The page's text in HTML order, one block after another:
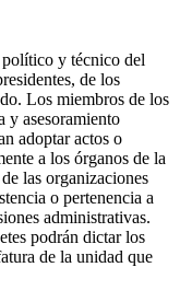
y técnico del
de los
Los miembros de los
y asesoramiento
adoptar actos o
a los órganos de la
las organizaciones
o pertenencia a
administrativas.
podrán dictar los
de la unidad que